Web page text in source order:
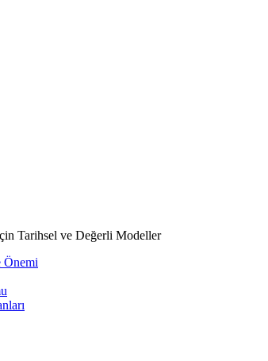
Tarihsel ve Değerli Modeller
Önemi